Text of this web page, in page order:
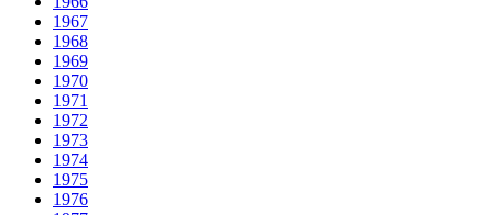
1967
1968
1969
1970
1971
1972
1973
1974
1975
1976